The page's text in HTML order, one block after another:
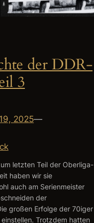
der DDR-
3
2025—
letzten Teil der Oberliga-
haben wir sie
auch am Serienmeister
der
großen Erfolge der 70iger
Trotzdem hatten